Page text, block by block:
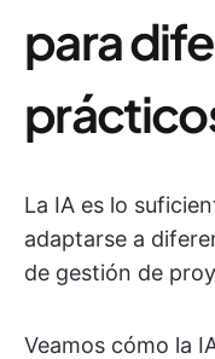
para
La IA es lo
adaptarse a
de gestión de
Veamos cómo la